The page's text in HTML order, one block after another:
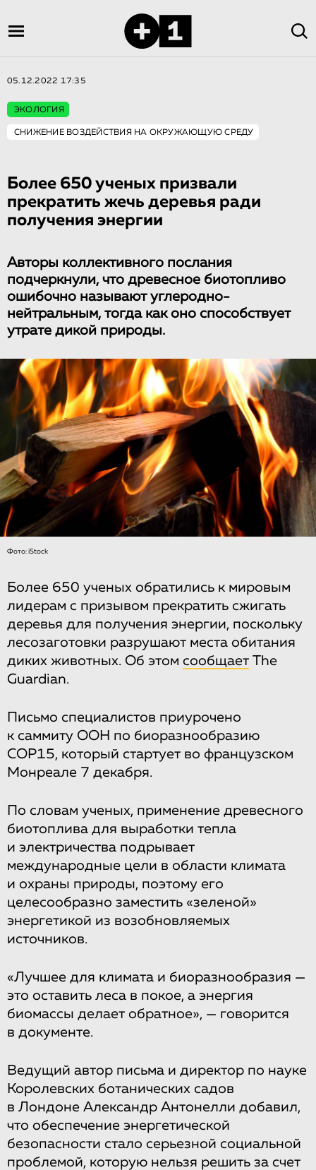
05.12.2022 17:35
ЭКОЛОГИЯ
СНИЖЕНИЕ ВОЗДЕЙСТВИЯ НА ОКРУЖАЮЩУЮ СРЕДУ
Более 650 ученых призвали
прекратить жечь деревья ради
получения энергии
Авторы коллективного послания
подчеркнули, что древесное биотопливо
ошибочно называют углеродно-
нейтральным, тогда как оно способствует
утрате дикой природы.
Фото: iStock
Более 650 ученых обратились к мировым
лидерам с призывом прекратить сжигать
деревья для получения энергии, поскольку
лесозаготовки разрушают места обитания
диких животных. Об этом сообщает The
Guardian.
Письмо специалистов приурочено
к саммиту ООН по биоразнообразию
COP15, который стартует во французском
Монреале 7 декабря.
По словам ученых, применение древесного
биотоплива для выработки тепла
и электричества подрывает
международные цели в области климата
и охраны природы, поэтому его
целесообразно заместить «зеленой»
энергетикой из возобновляемых
источников.
«Лучшее для климата и биоразнообразия —
это оставить леса в покое, а энергия
биомассы делает обратное», — говорится
в документе.
Ведущий автор письма и директор по науке
Королевских ботанических садов
в Лондоне Александр Антонелли добавил,
что обеспечение энергетической
безопасности стало серьезной социальной
проблемой, которую нельзя решить за счет